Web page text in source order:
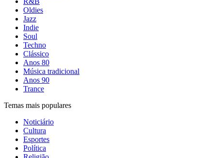
Oldies
Jazz
Indie
Soul
Techno
Clássico
Anos 80
Música tradicional
Anos 90
Trance
Temas mais populares
Noticiário
Cultura
Esportes
Política